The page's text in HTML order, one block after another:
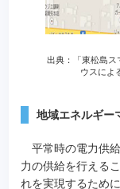
出典：「東松島ス
ウスによ
地域エネルギー
平常時の電力供
力の供給を行える
れを実現するため